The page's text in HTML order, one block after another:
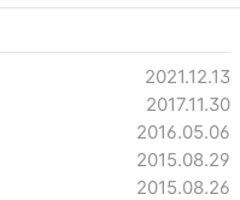
2021.12.13
2017.11.30
2016.05.06
2015.08.29
2015.08.26